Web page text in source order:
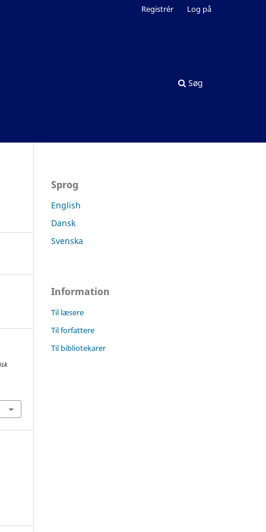
Søg
Registrér Log på
Sprog
English
Dansk
Svenska
Information
Til læsere
Til forfattere
Til bibliotekarer